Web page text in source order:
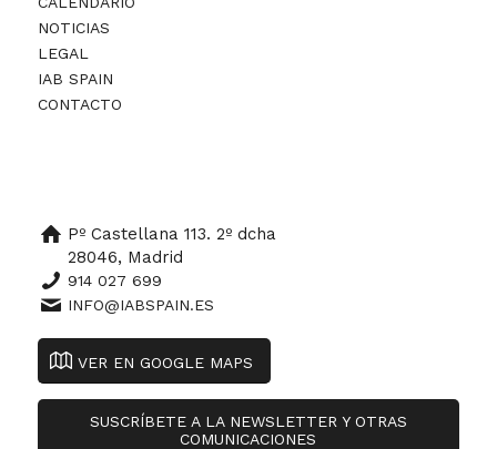
NOTICIAS
LEGAL
IAB SPAIN
CONTACTO
Pº Castellana 113. 2º dcha
28046, Madrid
914 027 699
INFO@IABSPAIN.ES
VER EN GOOGLE MAPS
SUSCRÍBETE A LA NEWSLETTER Y OTRAS
COMUNICACIONES